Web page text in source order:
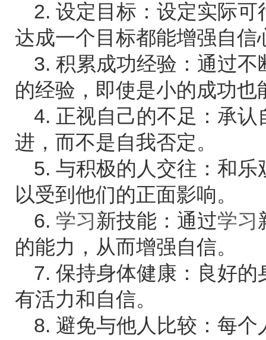
2. 设定目标：设定实际
达成一个目标都能增强自信
3. 积累成功经验：通过
的经验，即使是小的成功也
4. 正视自己的不足：承
进，而不是自我否定。
5. 与积极的人交往：和
以受到他们的正面影响。
6. 学习新技能：通过学习
的能力，从而增强自信。
7. 保持身体健康：良好
有活力和自信。
8. 避免与他人比较：每